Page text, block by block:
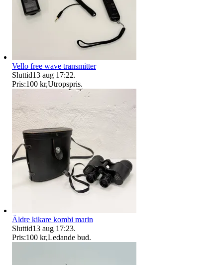
Vello free wave transmitter
Sluttid13 aug 17:22.
Pris:100 kr,Utropspris.
Äldre kikare kombi marin
Sluttid13 aug 17:23.
Pris:100 kr,Ledande bud.